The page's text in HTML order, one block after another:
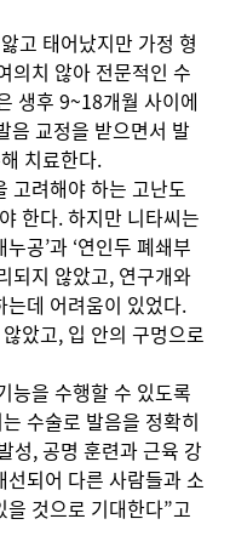
고 태어났지만 가정 형
의치 않아 전문적인 수
생후 9~18개월 사이에
음 교정을 받으면서 발
치료한다.
고려해야 하는 고난도
한다. 하지만 니타씨는
공’과 ‘연인두 폐쇄부
되지 않았고, 연구개와
데 어려움이 있었다.
았고, 입 안의 구멍으로
능을 수행할 수 있도록
수술로 발음을 정확히
성, 공명 훈련과 근육 강
되어 다른 사람들과 소
것으로 기대한다”고